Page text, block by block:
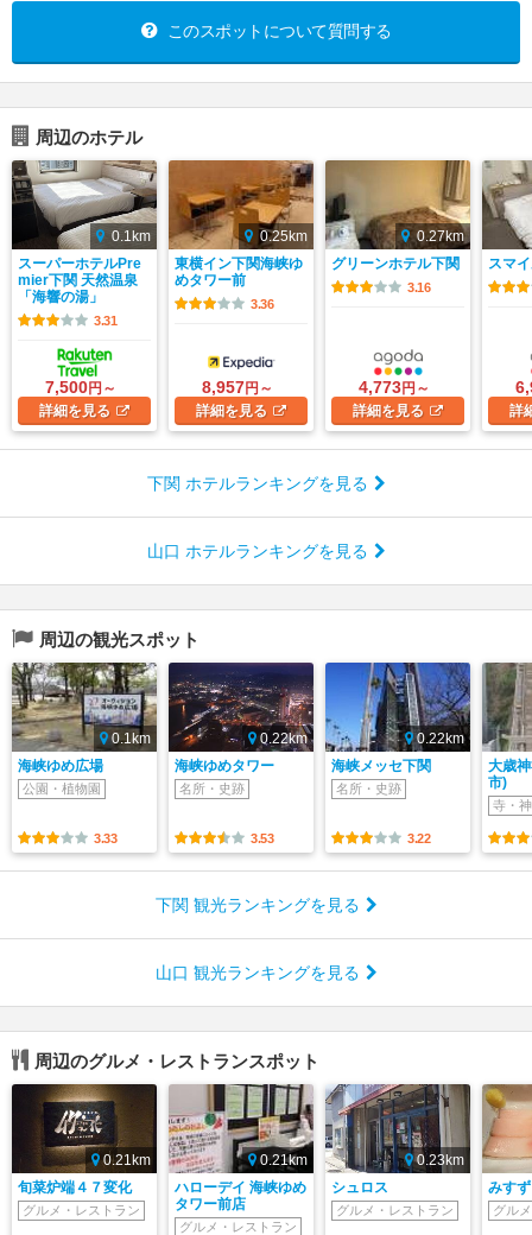
このスポットについて質問する
周辺のホテル
0.1km
スーパーホテルPre
mier下関 天然温泉
「海響の湯」
3.31
7,500円～
詳細を見る
0.25km
東横イン下関海峡ゆ
めタワー前
3.36
8,957円～
詳細を見る
0.27km
グリーンホテル下関
3.16
4,773円～
詳細を見る
スマ
詳
下関 ホテルランキングを見る
山口 ホテルランキングを見る
周辺の観光スポット
0.1km
海峡ゆめ広場
公園・植物園
3.33
0.22km
海峡ゆめタワー
名所・史跡
3.53
0.22km
海峡メッセ下関
名所・史跡
3.22
大歳
市)
寺・
下関 観光ランキングを見る
山口 観光ランキングを見る
周辺のグルメ・レストランスポット
0.21km
旬菜炉端４７変化
グルメ・レストラン
0.21km
ハローデイ 海峡ゆめ
タワー前店
グルメ・レストラン
0.23km
シュロス
グルメ・レストラン
みすず
グル